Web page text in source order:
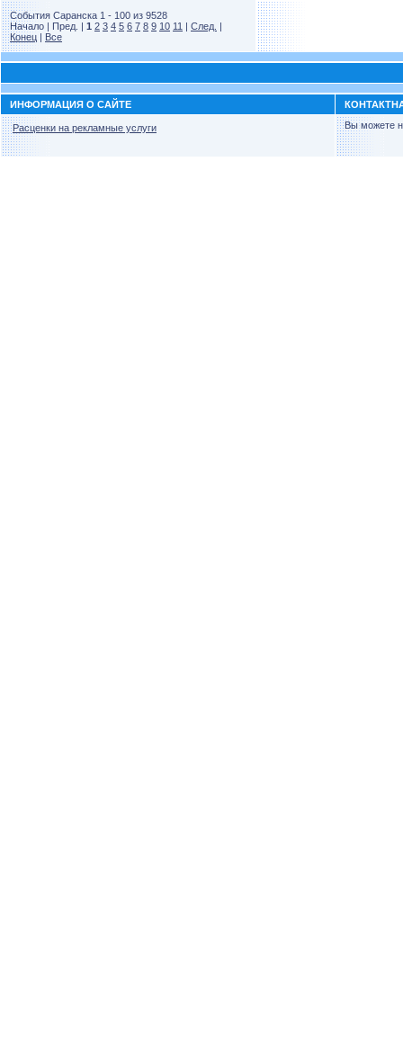
События Саранска 1 - 100 из 9528
Начало | Пред. | 1 2 3 4 5 6 7 8 9 10 11 | След. |
Конец | Все
ИНФОРМАЦИЯ О САЙТЕ
Расценки на рекламные услуги Вы можете